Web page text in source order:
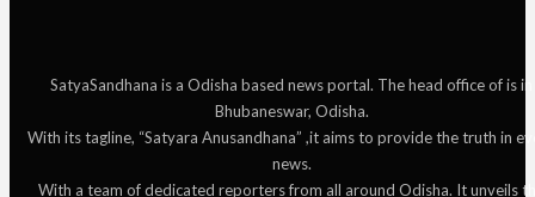
SatyaSandhana is a Odisha based news portal. The head office of is in
Bhubaneswar, Odisha.
With its tagline, “Satyara Anusandhana” ,it aims to provide the truth in
news.
With a team of dedicated reporters from all around Odisha. It unveils